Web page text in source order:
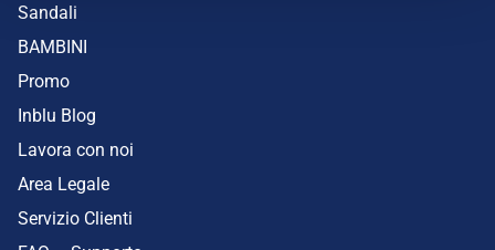
Sandali
BAMBINI
Promo
Inblu Blog
Lavora con noi
Area Legale
Servizio Clienti